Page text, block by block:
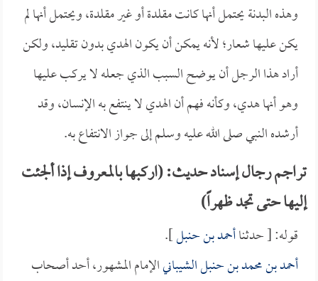
وهذه البدنة يحتمل أنها كانت مقلدة أو غير مقلدة، ويحتمل أنها لم
يكن عليها شعار؛ لأنه يمكن أن يكون الهدي بدون تقليد، ولكن
أراد هذا الرجل أن يوضح السبب الذي جعله لا يركب عليها
وهو أنها هدي، وكأنه فهم أن الهدي لا ينتفع به الإنسان، وقد
أرشده النبي صلى الله عليه وسلم إلى جواز الانتفاع به.
تراجم رجال إسناد حديث: (اركبها بالمعروف إذا ألجئت
إليها حتى تجد ظهراً)
قوله: [ حدثناأحمد بن حنبل].
أحمد بن محمد بن حنبل الشيبانيالإمام المشهور، أحد أصحاب